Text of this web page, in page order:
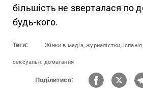
більшість не зверталася по
будь-кого.
Теги: Жінки в медіа, журналістки, Іспанія,
сексуальні домагання
Поділитися: